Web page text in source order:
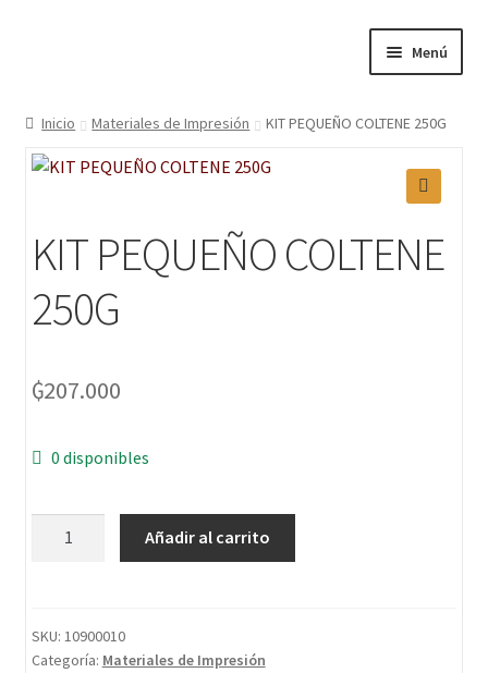
Menú
Blogs
Marcas
Carrito
Inicio Materiales de Impresión KIT PEQUEÑO COLTENE 250G
KIT PEQUEÑO COLTENE
250G
₲207.000
0 disponibles
Añadir al carrito
SKU: 10900010
Categoría: Materiales de Impresión